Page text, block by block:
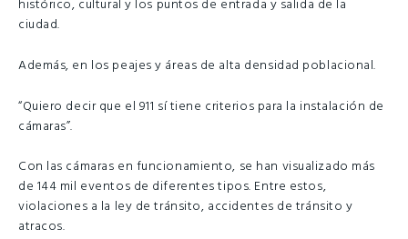
histórico, cultural y los puntos de entrada y salida de la
ciudad.
Además, en los peajes y áreas de alta densidad poblacional.
“Quiero decir que el 911 sí tiene criterios para la instalación de
cámaras”.
Con las cámaras en funcionamiento, se han visualizado más
de 144 mil eventos de diferentes tipos. Entre estos,
violaciones a la ley de tránsito, accidentes de tránsito y
atracos.